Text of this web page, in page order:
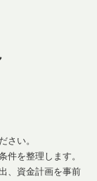
さい。
件を整理します。
、資金計画を事前